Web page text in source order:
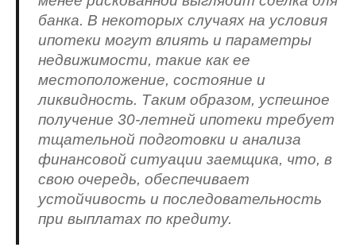
банка. В некоторых случаях на условия
ипотеки могут влиять и параметры
недвижимости, такие как ее
местоположение, состояние и
ликвидность. Таким образом, успешное
получение 30-летней ипотеки требует
тщательной подготовки и анализа
финансовой ситуации заемщика, что, в
свою очередь, обеспечивает
устойчивость и последовательность
при выплатах по кредиту.